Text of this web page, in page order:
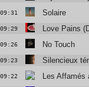
09:31 Solaire
09:29 Love Pains
09:26 No Touch
09:23 Silencieux
09:22 Les Affamés